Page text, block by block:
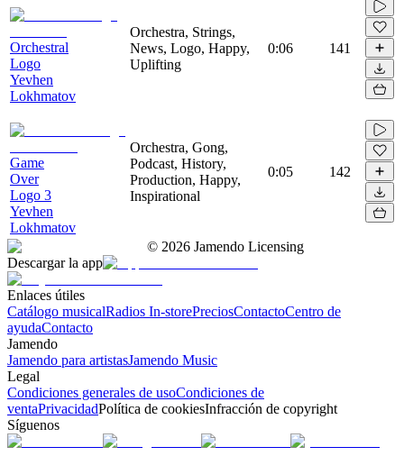
Orchestral
Logo
Yevhen
Lokhmatov
Orchestra, Strings,
News, Logo, Happy,
Uplifting
0:06 141
Game
Over
Logo 3
Yevhen
Lokhmatov
Orchestra, Gong,
Podcast, History,
Production, Happy,
Inspirational
0:05 142
© 2026 Jamendo Licensing
Descargar la app
Enlaces útiles
Catálogo musicalRadios In-storePreciosContactoCentro de
ayudaContacto
Jamendo
Jamendo para artistasJamendo Music
Legal
Condiciones generales de usoCondiciones de
ventaPrivacidadPolítica de cookiesInfracción de copyright
Síguenos